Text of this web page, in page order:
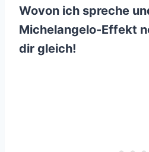
Wovon ich spreche
Michelangelo-Effekt
dir gleich!